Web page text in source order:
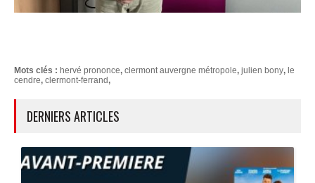
Mots clés : hervé prononce, clermont auvergne métropole, julien bony, le
cendre, clermont-ferrand,
DERNIERS ARTICLES